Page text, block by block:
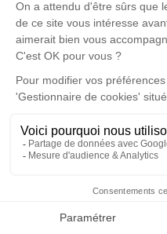
Faire-part
DOMBRIS.
Un service de plantation
disponible ici.
Cérémonie
Paroisse Saint
Dame Rue de la